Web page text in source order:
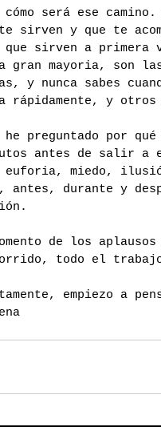
cómo será ese
sirven y que te
sirven a primera
mayoria, son
y nunca sabes
rápidamente, y
he preguntado por
antes de salir a
euforia, miedo,
antes, durante y
de los
todo el
empiezo a